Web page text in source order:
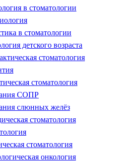
в стоматологии
в стоматологии
детского возраста
стоматология
стоматология
СОПР
слюнных желёз
стоматология
стоматология
онкология